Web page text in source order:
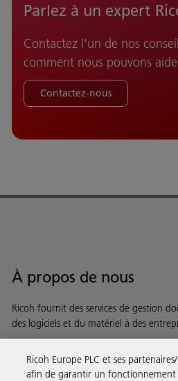
Parlez à un expert
Contactez l'un de nos
comment nous pouvons
Contactez-nous
À propos de nous
Ricoh fournit des services de gestion
des logiciels et du matériel à des
Ricoh Europe PLC et ses
afin de garantir un fonctionnement